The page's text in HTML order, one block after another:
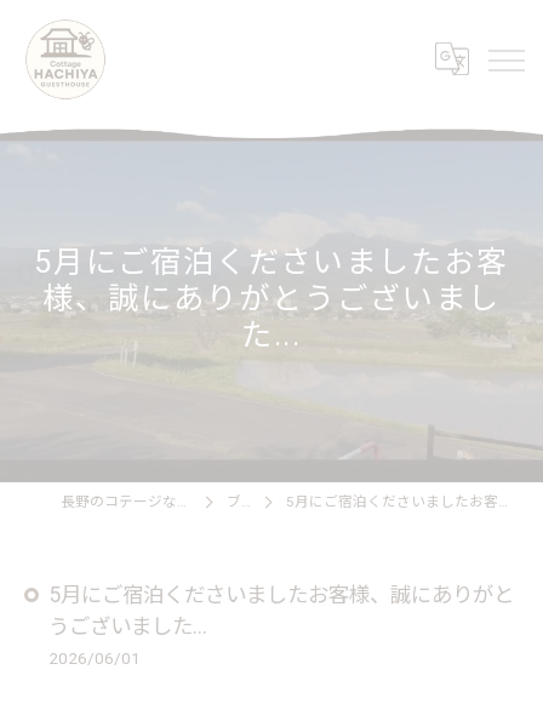
5月にご宿泊くださいましたお客
様、誠にありがとうございまし
た...
長野のコテージならCottage HACHIYA ブログ 5月にご宿泊くださいましたお客様、誠にありがとうございました...
5月にご宿泊くださいましたお客様、誠にありがと
うございました...
2026/06/01